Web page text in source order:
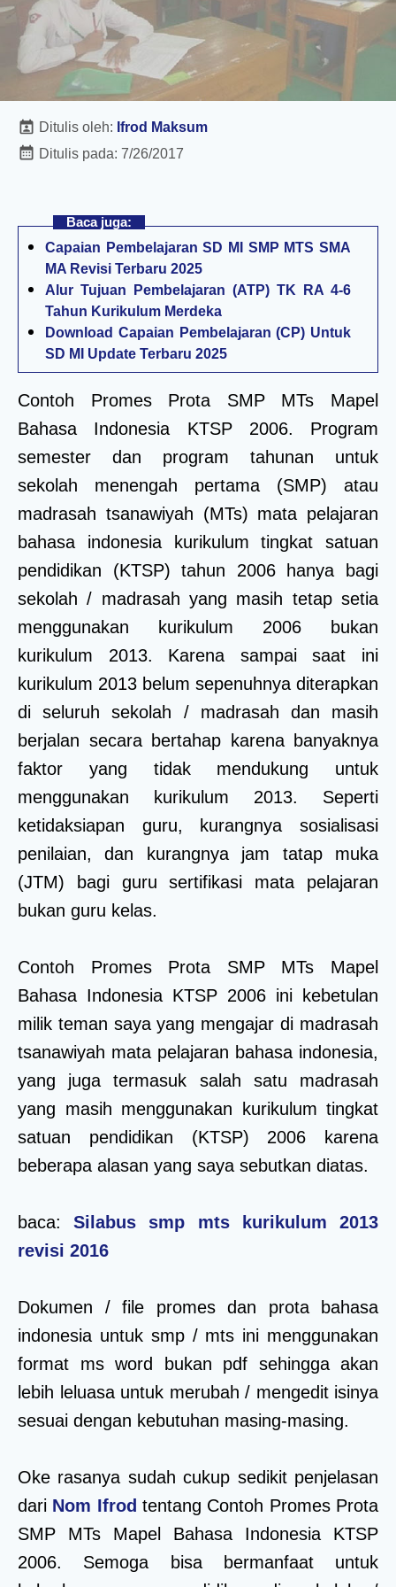
Ditulis oleh: Ifrod Maksum
Ditulis pada: 7/26/2017
Baca juga:
Capaian Pembelajaran SD MI SMP MTS SMA
MA Revisi Terbaru 2025
Alur Tujuan Pembelajaran (ATP) TK RA 4-6
Tahun Kurikulum Merdeka
Download Capaian Pembelajaran (CP) Untuk
SD MI Update Terbaru 2025
Contoh Promes Prota SMP MTs Mapel
Bahasa Indonesia KTSP 2006. Program
semester dan program tahunan untuk
sekolah menengah pertama (SMP) atau
madrasah tsanawiyah (MTs) mata pelajaran
bahasa indonesia kurikulum tingkat satuan
pendidikan (KTSP) tahun 2006 hanya bagi
sekolah / madrasah yang masih tetap setia
menggunakan kurikulum 2006 bukan
kurikulum 2013. Karena sampai saat ini
kurikulum 2013 belum sepenuhnya diterapkan
di seluruh sekolah / madrasah dan masih
berjalan secara bertahap karena banyaknya
faktor yang tidak mendukung untuk
menggunakan kurikulum 2013. Seperti
ketidaksiapan guru, kurangnya sosialisasi
penilaian, dan kurangnya jam tatap muka
(JTM) bagi guru sertifikasi mata pelajaran
bukan guru kelas.
Contoh Promes Prota SMP MTs Mapel
Bahasa Indonesia KTSP 2006 ini kebetulan
milik teman saya yang mengajar di madrasah
tsanawiyah mata pelajaran bahasa indonesia,
yang juga termasuk salah satu madrasah
yang masih menggunakan kurikulum tingkat
satuan pendidikan (KTSP) 2006 karena
beberapa alasan yang saya sebutkan diatas.
baca:Silabus smp mts kurikulum 2013
revisi 2016
Dokumen / file promes dan prota bahasa
indonesia untuk smp / mts ini menggunakan
format ms word bukan pdf sehingga akan
lebih leluasa untuk merubah / mengedit isinya
sesuai dengan kebutuhan masing-masing.
Oke rasanya sudah cukup sedikit penjelasan
dari Nom Ifrod tentang Contoh Promes Prota
SMP MTs Mapel Bahasa Indonesia KTSP
2006. Semoga bisa bermanfaat untuk